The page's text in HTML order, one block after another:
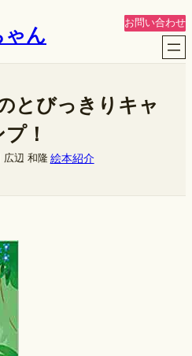
ゃん
お問い合わせ
とびっきりキャ
プ！
広辺 和隆 絵本紹介